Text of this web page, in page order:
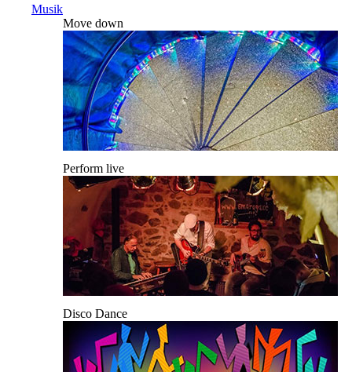
Musik
Move down
Perform live
Disco Dance